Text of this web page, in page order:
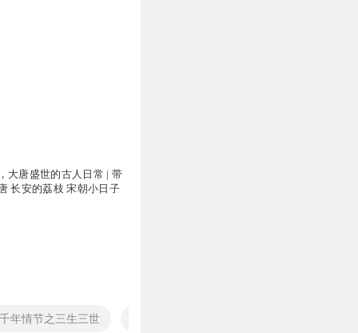
大唐盛世的古人日常 | 带
长安的荔枝 宋朝小日子
千年情节之三生三世